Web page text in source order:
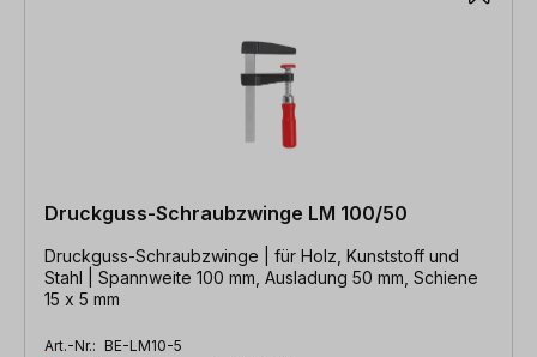
Druckguss-Schraubzwinge LM 100/50
Druckguss-Schraubzwinge | für Holz, Kunststoff und
Stahl | Spannweite 100 mm, Ausladung 50 mm, Schiene
15 x 5 mm
Art.-Nr.: BE-LM10-5